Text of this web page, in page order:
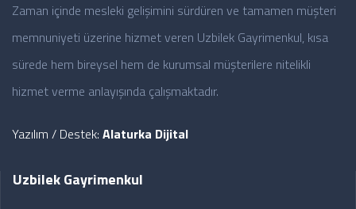
Zaman içinde mesleki gelişimini sürdüren ve tamamen müşteri
memnuniyeti üzerine hizmet veren Uzbilek Gayrimenkul, kısa
sürede hem bireysel hem de kurumsal müşterilere nitelikli
hizmet verme anlayışında çalışmaktadır.
Yazılım / Destek: Alaturka Dijital
Uzbilek Gayrimenkul